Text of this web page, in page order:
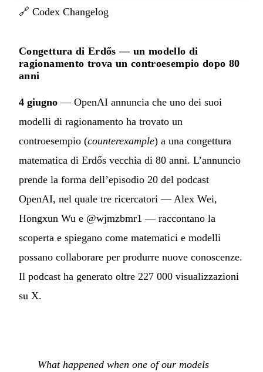
🔗 Codex Changelog
Congettura di Erdős — un modello di
ragionamento trova un controesempio dopo 80
anni
4 giugno — OpenAI annuncia che uno dei suoi
modelli di ragionamento ha trovato un
controesempio (counterexample) a una congettura
matematica di Erdős vecchia di 80 anni. L’annuncio
prende la forma dell’episodio 20 del podcast
OpenAI, nel quale tre ricercatori — Alex Wei,
Hongxun Wu e @wjmzbmr1 — raccontano la
scoperta e spiegano come matematici e modelli
possano collaborare per produrre nuove conoscenze.
Il podcast ha generato oltre 227 000 visualizzazioni
su X.
What happened when one of our models